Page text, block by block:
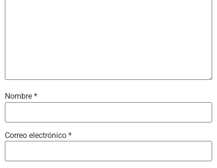
Nombre *
Correo electrónico *